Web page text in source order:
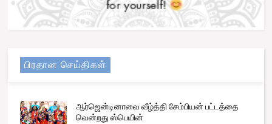
பிரதான செய்திகள்
ஆர்ஜென்டினாவை வீழ்த்தி சேம்பியன் பட்டத்தை
வென்றது ஸ்பெயின்